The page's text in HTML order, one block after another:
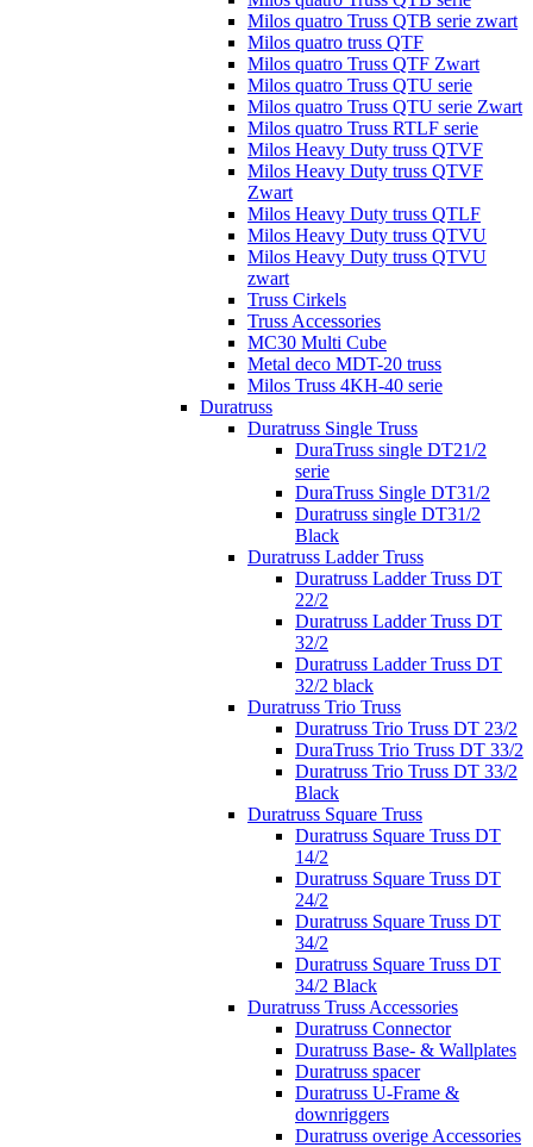
Milos quatro Truss QTB serie zwart
Milos quatro truss QTF
Milos quatro Truss QTF Zwart
Milos quatro Truss QTU serie
Milos quatro Truss QTU serie Zwart
Milos quatro Truss RTLF serie
Milos Heavy Duty truss QTVF
Milos Heavy Duty truss QTVF
Zwart
Milos Heavy Duty truss QTLF
Milos Heavy Duty truss QTVU
Milos Heavy Duty truss QTVU
zwart
Truss Cirkels
Truss Accessories
MC30 Multi Cube
Metal deco MDT-20 truss
Milos Truss 4KH-40 serie
Duratruss
Duratruss Single Truss
DuraTruss single DT21/2
serie
DuraTruss Single DT31/2
Duratruss single DT31/2
Black
Duratruss Ladder Truss
Duratruss Ladder Truss DT
22/2
Duratruss Ladder Truss DT
32/2
Duratruss Ladder Truss DT
32/2 black
Duratruss Trio Truss
Duratruss Trio Truss DT 23/2
DuraTruss Trio Truss DT 33/2
Duratruss Trio Truss DT 33/2
Black
Duratruss Square Truss
Duratruss Square Truss DT
14/2
Duratruss Square Truss DT
24/2
Duratruss Square Truss DT
34/2
Duratruss Square Truss DT
34/2 Black
Duratruss Truss Accessories
Duratruss Connector
Duratruss Base- & Wallplates
Duratruss spacer
Duratruss U-Frame &
downriggers
Duratruss overige Accessories